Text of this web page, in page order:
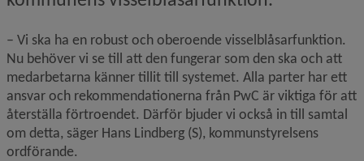
– Vi ska ha en robust och oberoende visselblåsarfunktion.
Nu behöver vi se till att den fungerar som den ska och att
medarbetarna känner tillit till systemet. Alla parter har ett
ansvar och rekommendationerna från PwC är viktiga för att
återställa förtroendet. Därför bjuder vi också in till samtal
om detta, säger Hans Lindberg (S), kommunstyrelsens
ordförande.